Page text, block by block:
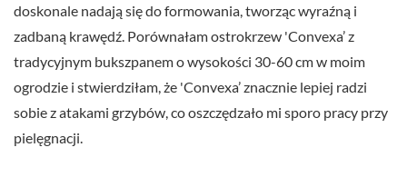
doskonale nadają się do formowania, tworząc wyraźną i
zadbaną krawędź. Porównałam ostrokrzew 'Convexa’ z
tradycyjnym bukszpanem o wysokości 30-60 cm w moim
ogrodzie i stwierdziłam, że 'Convexa’ znacznie lepiej radzi
sobie z atakami grzybów, co oszczędzało mi sporo pracy przy
pielęgnacji.